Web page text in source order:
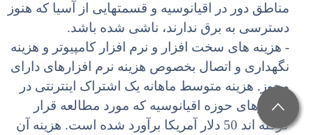
مناطق دور در اقیانوسیه و قسمتهایی از آسیا که هنوز
دسترسی به برق ندارند، ناشی شده باشد.
- هزینه های سخت افزار و نرم افزار کامپیوتر و هزینه
نگهداری و اتصال بخصوص هزینه نرم افزارهای دارای
مجوز. هزینه متوسط ماهانه یک اشتراک اینترنتی در
کشورهای حوزه اقیانوسیه که مورد مطالعه قرار
گرقته اند 50 دلار آمریکا برآورد شده است. هزینه آن